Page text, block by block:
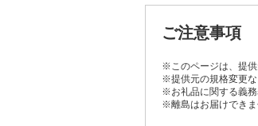
ご注意事項
※このページは、提供
※提供元の規格変更な
※お礼品に関する義務
※離島はお届けできま